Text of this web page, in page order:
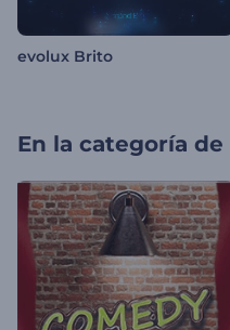
evolux Brito
En la categoría de